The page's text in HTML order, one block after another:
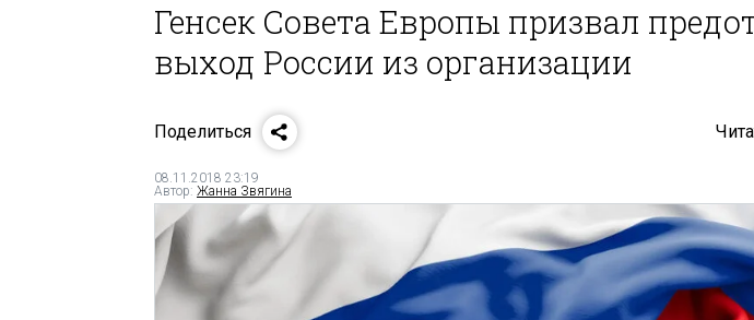
Генсек Совета Европы призвал
выход России из организации
Поделиться
08.11.2018 23:19
Автор: Жанна Звягина